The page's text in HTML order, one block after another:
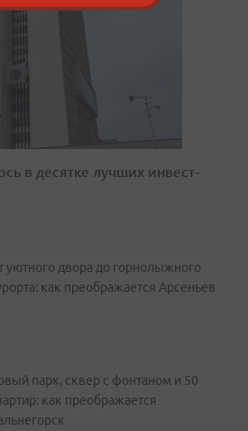
в десятке лучших инвест-
уютного двора до горнолыжного
как преображается Арсеньев
парк, сквер с фонтаном и 50
как преображается